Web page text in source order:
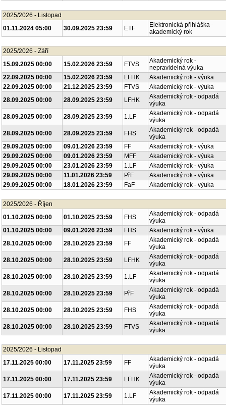
2025/2026 - Listopad
01.11.2024 05:00
30.09.2025 23:59 ETF
Elektronická přihláška -
akademický rok
2025/2026 - Září
15.09.2025 00:00
15.02.2026 23:59 FTVS
Akademický rok -
nepravidelná výuka
22.09.2025 00:00
15.02.2026 23:59 LFHK
Akademický rok - výuka
22.09.2025 00:00
21.12.2025 23:59 FTVS
Akademický rok - výuka
28.09.2025 00:00
28.09.2025 23:59 LFHK
Akademický rok - odpadá
výuka
28.09.2025 00:00
28.09.2025 23:59 1.LF
Akademický rok - odpadá
výuka
28.09.2025 00:00
28.09.2025 23:59 FHS
Akademický rok - odpadá
výuka
29.09.2025 00:00
09.01.2026 23:59 FF
Akademický rok - výuka
29.09.2025 00:00
09.01.2026 23:59 MFF
Akademický rok - výuka
29.09.2025 00:00
23.01.2026 23:59 1.LF
Akademický rok - výuka
29.09.2025 00:00
11.01.2026 23:59 PřF
Akademický rok - výuka
29.09.2025 00:00
18.01.2026 23:59 FaF Akademický rok - výuka
2025/2026 - Říjen
01.10.2025 00:00
01.10.2025 23:59 FHS
Akademický rok - odpadá
výuka
01.10.2025 00:00
09.01.2026 23:59 FHS
Akademický rok - výuka
28.10.2025 00:00
28.10.2025 23:59 FF
Akademický rok - odpadá
výuka
28.10.2025 00:00
28.10.2025 23:59 LFHK
Akademický rok - odpadá
výuka
28.10.2025 00:00
28.10.2025 23:59 1.LF
Akademický rok - odpadá
výuka
28.10.2025 00:00
28.10.2025 23:59 PřF
Akademický rok - odpadá
výuka
28.10.2025 00:00
28.10.2025 23:59 FHS
Akademický rok - odpadá
výuka
28.10.2025 00:00
28.10.2025 23:59 FTVS
Akademický rok - odpadá
výuka
2025/2026 - Listopad
17.11.2025 00:00
17.11.2025 23:59 FF
Akademický rok - odpadá
výuka
17.11.2025 00:00
17.11.2025 23:59 LFHK
Akademický rok - odpadá
výuka
17.11.2025 00:00
17.11.2025 23:59 1.LF
Akademický rok - odpadá
výuka